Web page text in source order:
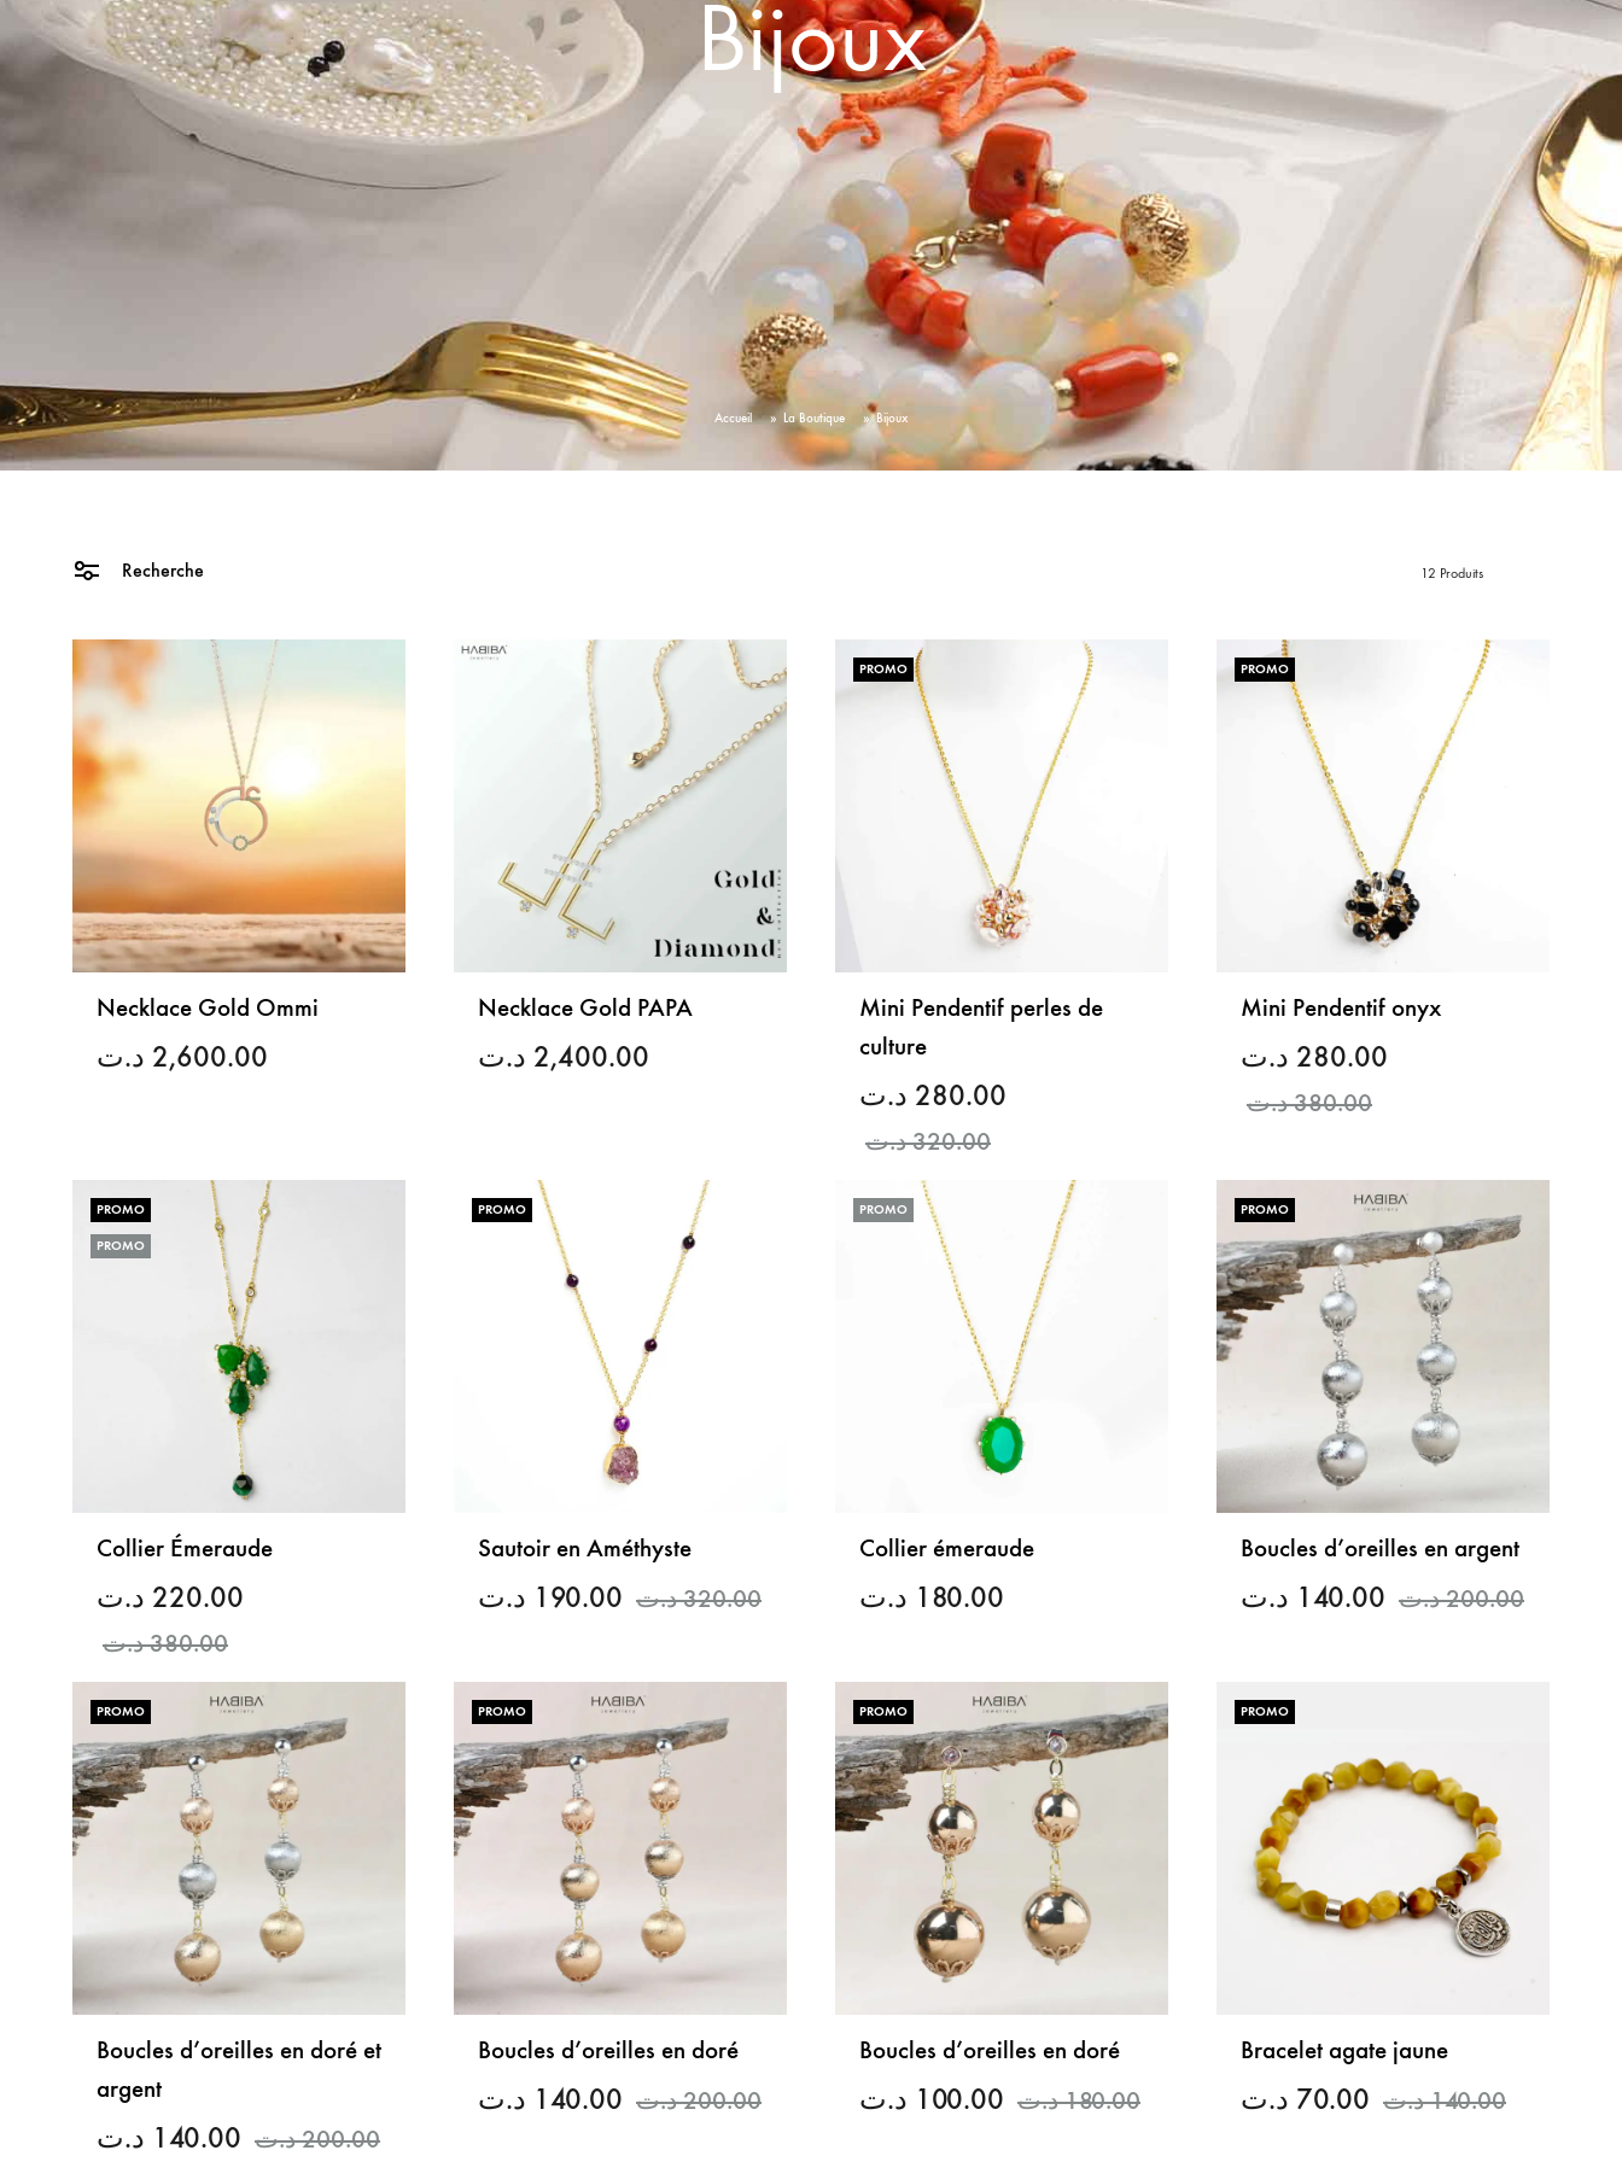
FLORIA
DAHLIA
ETOILE DE MER
POMPONA
AGATE
MOMENT AVEC SARRAH
POUR LUI
LES INTEMPORELS
ENFILIA
CORALIA
LUNEA
VENEZIA
LIRA
Bijoux
Accueil » La Boutique »Bijoux
Recherche 12 Produits
Necklace Gold Ommi
2,600.00 د.ت
Necklace Gold PAPA
2,400.00 د.ت
PROMO
Mini Pendentif perles de
culture
280.00 د.ت
320.00 د.ت
SOUHAITS
PROMO
Mini Pendentif onyx
280.00 د.ت
380.00 د.ت
LISTE
PROMO
PROMO
Collier Émeraude
220.00 د.ت
380.00 د.ت
SOUHAITS
PROMO
Sautoir en Améthyste
190.00 د.ت 320.00 د.ت
SOUHAITS
PROMO
Collier émeraude
180.00 د.ت
DE
SOUHAITS
PROMO
Boucles d’oreilles en argent
140.00 د.ت 200.00 د.ت
PROMO
Boucles d’oreilles en doré et
argent
140.00 د.ت 200.00 د.ت
PROMO
Boucles d’oreilles en doré
140.00 د.ت 200.00 د.ت
PROMO
Boucles d’oreilles en doré
100.00 د.ت 180.00 د.ت
PROMO
Bracelet agate jaune
70.00 د.ت 140.00 د.ت